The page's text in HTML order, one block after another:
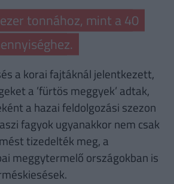
tonnához, mint a 40
a korai fajtáknál jelentkezett,
a ’fürtös meggyek’ adtak,
a hazai feldolgozási szezon
fagyok ugyanakkor nem csak
tizedelték meg, a
meggytermelő országokban is